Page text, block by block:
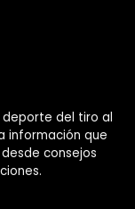
deporte del tiro al
información que
consejos